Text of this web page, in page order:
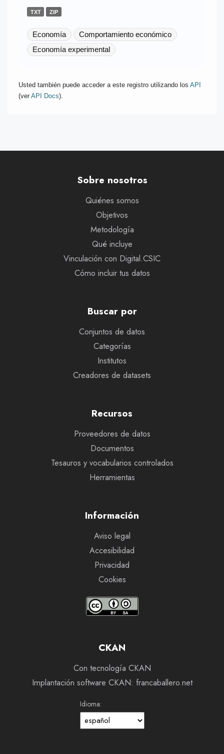
TXT ZIP
Economía
Comportamiento económico
Economía experimental
Usted también puede acceder a este registro utilizando los API
(ver API Docs).
Sobre nosotros
Quiénes somos
Objetivos
Metodología
Qué incluye
Vinculación con Digital.CSIC
Cómo incluir tus datos
Buscar por
Conjuntos de datos
Categorías
Institutos
Creadores de datasets
Recursos
Proveedores de datos
Documentos
Tesauros y vocabularios controlados
Herramientas
Información
Aviso legal
Accesibilidad
Privacidad
Cookies
CKAN
Con tecnología CKAN
Implantación software CKAN: francaballero.net
Idioma